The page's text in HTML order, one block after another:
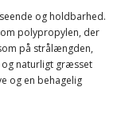
og holdbarhed.
polypropylen, der
på strålængden,
naturligt græsset
og en behagelig